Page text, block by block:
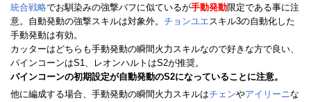
統合戦略でお馴染みの強撃バフに似ているが手動発動限定である事に注
意。自動発動の強撃スキルは対象外。 チョンユエスキル3の自動化した
手動発動は有効。
カッターはどちらも手動発動の瞬間火力スキルなので好きな方で良い、
パインコーンはS1、レオンハルトはS2が推奨。
パインコーンの初期設定が自動発動のS2になっていることに注意。
他に編成する場合、手動発動の瞬間火力スキルはチェンやアイリーニな